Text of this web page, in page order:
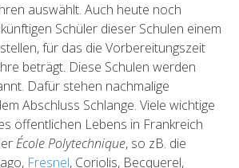
auswählt. Auch heute noch
Schüler dieser Schulen einem
für das die Vorbereitungszeit
beträgt. Diese Schulen werden
Dafür stehen nachmalige
Abschluss Schlange. Viele wichtige
öffentlichen Lebens in Frankreich
École Polytechnique, so zB. die
Fresnel, Coriolis, Becquerel,